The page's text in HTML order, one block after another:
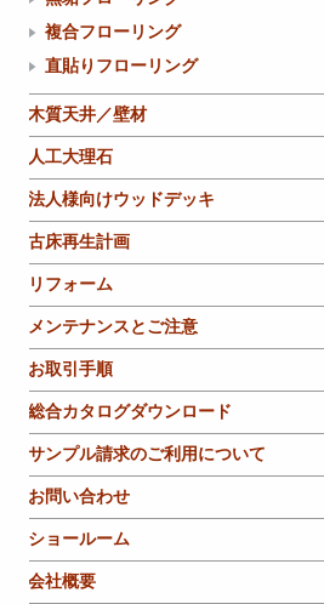
複合フローリング
直貼りフローリング
木質天井／壁材
人工大理石
法人様向けウッドデッキ
古床再生計画
リフォーム
メンテナンスとご注意
お取引手順
総合カタログダウンロード
サンプル請求のご利用について
お問い合わせ
ショールーム
会社概要